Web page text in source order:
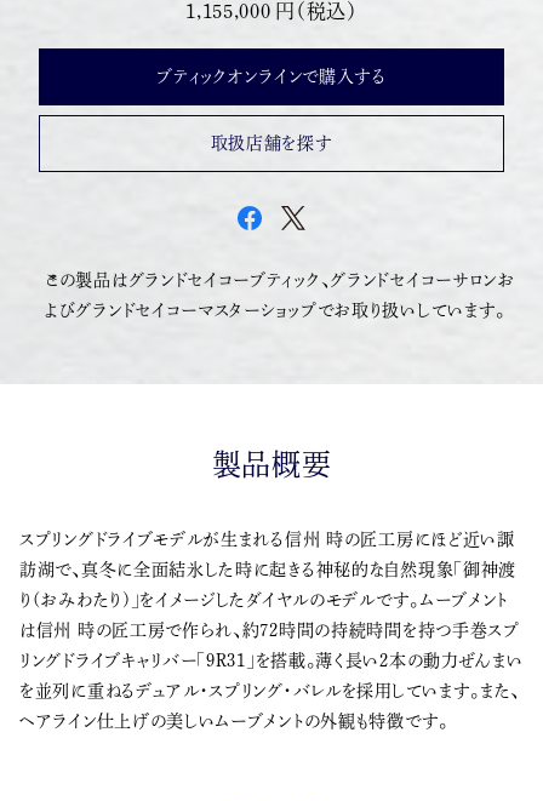
1,155,000 円（税込）
ブティックオンラインで購入する
取扱店舗を探す
この製品はグランドセイコーブティック、グランドセイコーサロンお
よびグランドセイコーマスターショップでお取り扱いしています。
製品概要
スプリングドライブモデルが生まれる信州 時の匠工房にほど近い諏
訪湖で、真冬に全面結氷した時に起きる神秘的な自然現象「御神渡
り(おみわたり)」をイメージしたダイヤルのモデルです。ムーブメント
は信州 時の匠工房で作られ、約72時間の持続時間を持つ手巻スプ
リングドライブキャリバー「9R31」を搭載。薄く長い2本の動力ぜんまい
を並列に重ねるデュアル・スプリング・バレルを採用しています。また、
ヘアライン仕上げの美しいムーブメントの外観も特徴です。